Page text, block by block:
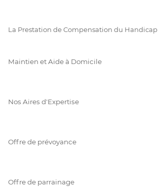
La Prestation de Compensation du Handicap
Maintien et Aide à Domicile
Nos Aires d'Expertise
Offre de prévoyance
Offre de parrainage